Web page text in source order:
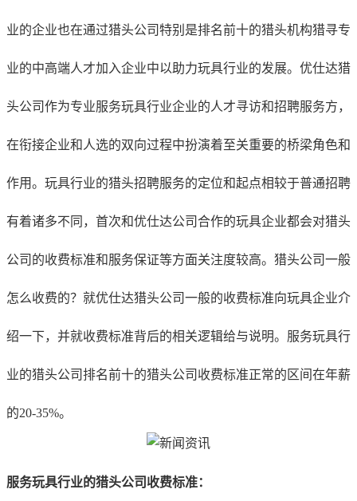
业的企业也在通过猎头公司特别是排名前十的猎头机构猎寻专
业的中高端人才加入企业中以助力玩具行业的发展。优仕达猎
头公司作为专业服务玩具行业企业的人才寻访和招聘服务方，
在衔接企业和人选的双向过程中扮演着至关重要的桥梁角色和
作用。玩具行业的猎头招聘服务的定位和起点相较于普通招聘
有着诸多不同，首次和优仕达公司合作的玩具企业都会对猎头
公司的收费标准和服务保证等方面关注度较高。猎头公司一般
怎么收费的？就优仕达猎头公司一般的收费标准向玩具企业介
绍一下，并就收费标准背后的相关逻辑给与说明。服务玩具行
业的猎头公司排名前十的猎头公司收费标准正常的区间在年薪
的20-35%。
服务玩具行业的猎头公司收费标准：